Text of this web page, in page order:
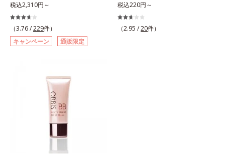
ッドファンデ。みずみずしく、とけ
込むように密着カバー毛穴レスでな
めらかな質感美へ導く、リキッドフ
ァンデーション「カバーはしたいけ
ど厚塗り感はイヤ」「素肌がもとも
なのにピタッと密着し、肌悩み
を“つるん”と隠すリキッドファンデ
ーションです。年齢とともに増えて
いくお悩みを自然に隠しつつも、ま
るで“素肌美人”に見える仕上がりを
叶えるのは、微細で均一なカバー粉
体(*1)が大きさの異なる毛穴にも隙
なくフィットするから。粉体の表面
税込2,310円～
（3.76 /229件）
キャンペーン
通販限定
ーション。肌荒れやニキビがある
と、ファンデーションを塗っていい
か悩むもの。とはいえ、素肌のまま
税込220円～
（2.95 /20件）